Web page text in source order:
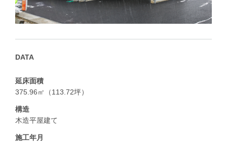
DATA
延床面積
375.96㎡（113.72坪）
構造
木造平屋建て
施工年月